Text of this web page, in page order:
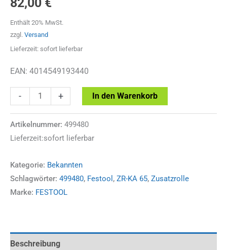
Enthält 20% MwSt.
zzgl. Versand
Lieferzeit: sofort lieferbar
EAN: 4014549193440
-
Festool
ZR-
KA
Menge
+ In den Warenkorb
Artikelnummer: 499480
Lieferzeit:sofort lieferbar
Kategorie: Bekannten
Schlagwörter: 499480, Festool , ZR-KA 65, Zusatzrolle
Marke: FESTOOL
Beschreibung